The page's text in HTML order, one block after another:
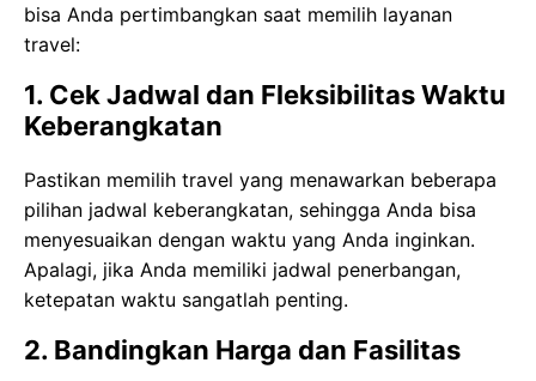
bisa Anda pertimbangkan saat memilih layanan
travel:
1. Cek Jadwal dan Fleksibilitas Waktu
Keberangkatan
Pastikan memilih travel yang menawarkan beberapa
pilihan jadwal keberangkatan, sehingga Anda bisa
menyesuaikan dengan waktu yang Anda inginkan.
Apalagi, jika Anda memiliki jadwal penerbangan,
ketepatan waktu sangatlah penting.
2. Bandingkan Harga dan Fasilitas